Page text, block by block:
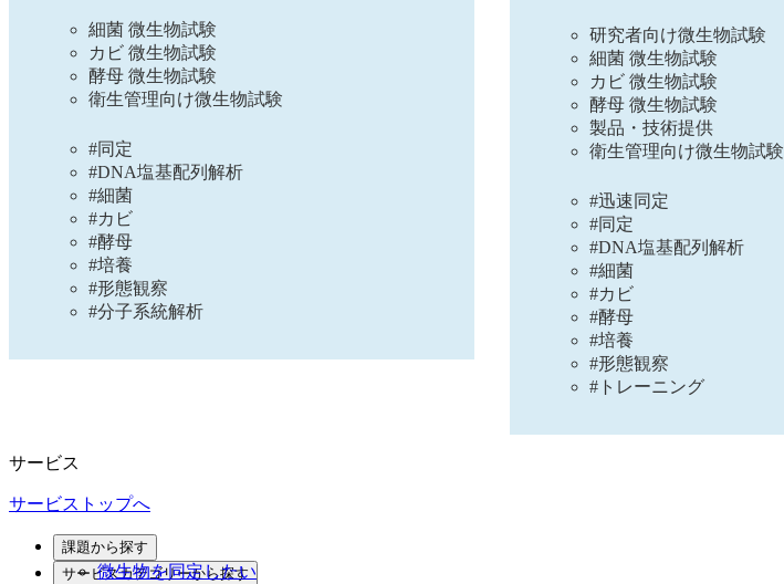
細菌 微生物試験
カビ 微生物試験
酵母 微生物試験
衛生管理向け微生物試験
#同定
#DNA塩基配列解析
#細菌
#カビ
#酵母
#培養
#形態観察
#分子系統解析
研究者向け微生物試験
細菌 微生物試験
カビ 微生物試験
酵母 微生物試験
製品・技術提供
衛生管理向け微生物試験
#迅速同定
#同定
#DNA塩基配列解析
#細菌
#カビ
#酵母
#培養
#形態観察
#トレーニング
サービス
サービストップへ
課題から探す
微生物を同定したい
サービスカテゴリーから探す